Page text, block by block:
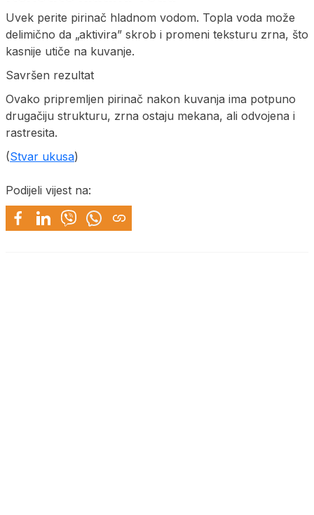
Uvek perite pirinač hladnom vodom. Topla voda može
delimično da „aktivira” skrob i promeni teksturu zrna, što
kasnije utiče na kuvanje.
Savršen rezultat
Ovako pripremljen pirinač nakon kuvanja ima potpuno
drugačiju strukturu, zrna ostaju mekana, ali odvojena i
rastresita.
(Stvar ukusa)
Podijeli vijest na: